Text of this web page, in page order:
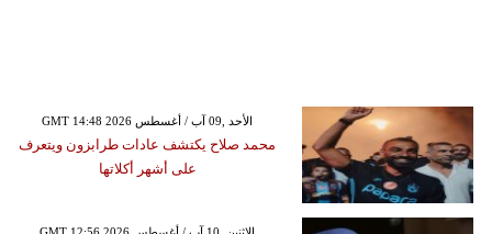
GMT 14:48 2026 الأحد ,09 آب / أغسطس
محمد صلاح يكتشف عادات طرابزون ويتعرف
على أشهر أكلاتها